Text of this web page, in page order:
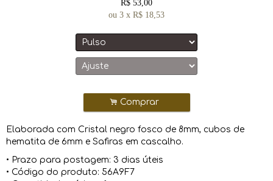
R$ 53,00
ou 3 x R$ 18,53
. Comprar
Elaborada com Cristal negro fosco de 8mm, cubos de
hematita de 6mm e Safiras em cascalho.
• Prazo para postagem: 3 dias úteis
• Código do produto: 56A9F7